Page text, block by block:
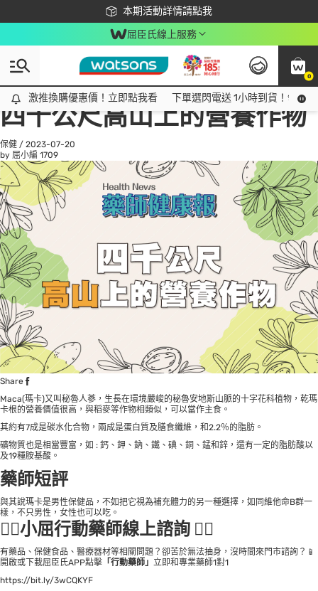
本期活動詳情請點我
下載app最高回饋$350
屈臣氏線上服務
0
激推換購優惠價！立即點我看
激推換購優惠價！立即點我看 下單選閃電送 1小時到貨！領神
All
話題趨勢
四千公尺高山上的營養作物
保健 / 2023-07-20
by 屈小編 1709
Share
Maca(瑪卡)又叫秘魯人蔘，生長在環境嚴峻的秘魯安地斯山脈的十字花科植物，乾瑪
卡根的營養價值很高，與稻麥等作物相類似，可以當作主食。
其約有7成是碳水化合物，兩成是蛋白質及膳食纖維，和2.2％的脂肪。
礦物質也是相當豐富，如 : 鈣、鉀、鈉、鐵、碘、銅、錳和鋅，還有一定的脂肪酸以
及19種胺基酸。
藥師短評
與其說瑪卡是男性保健品，不如把它視為補充體力的另一種選擇，如同維他命B群一
樣，不只男性，女性也可以吃。
👩‍⚕小屈行動藥師線上諮詢 👨‍⚕
有藥品、保健食品、醫療器材等相關問題？卻苦於無法抽身，沒時間來門市諮詢？📱
開啟或下載屈臣氏APP點擊 「行動藥師」 立即和專業藥師1對1
https://bit.ly/3wCQKYF